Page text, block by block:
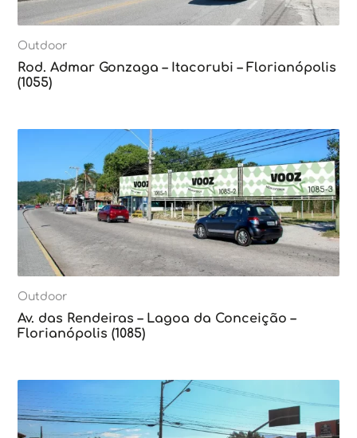
Outdoor
Rod. Admar Gonzaga – Itacorubi – Florianópolis
(1055)
Outdoor
Av. das Rendeiras – Lagoa da Conceição –
Florianópolis (1085)